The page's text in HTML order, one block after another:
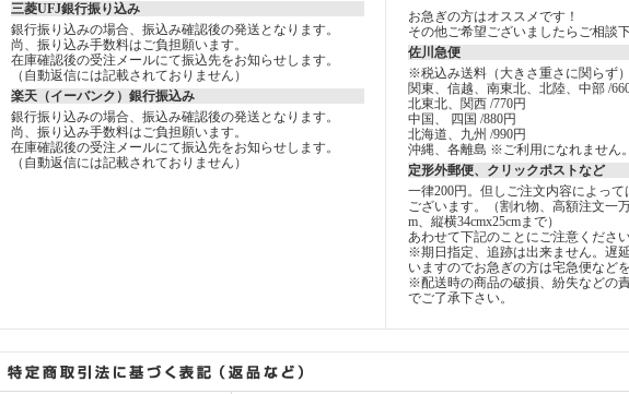
三菱UFJ銀行振り込み
銀行振り込みの場合、振込み確認後の発送となります。
尚、振り込み手数料はご負担願います。
在庫確認後の受注メールにて振込先をお知らせします。
（自動返信には記載されておりません）
楽天（イーバンク）銀行振込み
銀行振り込みの場合、振込み確認後の発送となります。
尚、振り込み手数料はご負担願います。
在庫確認後の受注メールにて振込先をお知らせします。
（自動返信には記載されておりません）
お急ぎの方はオススメです！
その他ご希望ございましたらご相談下
佐川急便
※税込み送料（大きさ重さに関らず）
関東、信越、南東北、北陸、中部 /
北東北、関西 /770円
中国、 四国 /880円
北海道、九州 /990円
沖縄、各離島 ※ご利用になれません。
定形外郵便、クリックポストなど
一律200円。但しご注文内容によっ
ございます。（割れ物、高額注文一
m、縦横34cmx25cmまで）
あわせて下記のことにご注意ください
※期日指定、追跡は出来ません。遅
いますのでお急ぎの方は宅急便など
※配送時の商品の破損、紛失などの
でご了承下さい。